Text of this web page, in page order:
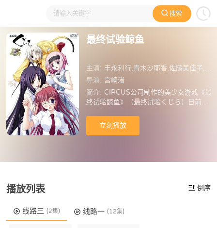
搜索
大家在看 日本动漫 国产动漫 欧美动漫
最终试验鲸鱼
主演: 丰永利行,青木沙耶香,佐藤美佳子,榊原由依
导演: 宫崎渚
简介: CIRCUS公司制作的美少女游戏《最
终试验鲸鱼》（最终试验くじら）日前再
首次宣布动画化后又一次公布动画企划。
担任动画监督兼系列构成的是宫崎なぎ
期目前未定。 《最终试验鲸鱼》的PC游戏
立刻播放
播放列表 倒序
线路三 (2集) 线路一 (12集)